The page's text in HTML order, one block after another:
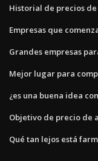
Historial de precios
Empresas que
Grandes empresas
Mejor lugar para
¿es una buena idea
Objetivo de precio de
Qué tan lejos está